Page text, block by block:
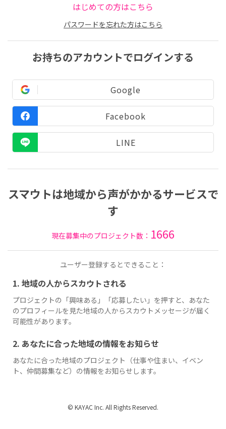
はじめての方はこちら
パスワードを忘れた方はこちら
お持ちのアカウントでログインする
Google
Facebook
LINE
スマウトは地域から声がかかるサービスで
す
現在募集中のプロジェクト数： 1666
ユーザー登録するとできること：
1. 地域の人からスカウトされる
プロジェクトの「興味ある」「応募したい」を押すと、あなた
のプロフィールを見た地域の人からスカウトメッセージが届く
可能性があります。
2. あなたに合った地域の情報をお知らせ
あなたに合った地域のプロジェクト（仕事や住まい、イベン
ト、仲間募集など）の情報をお知らせします。
© KAYAC Inc. All Rights Reserved.